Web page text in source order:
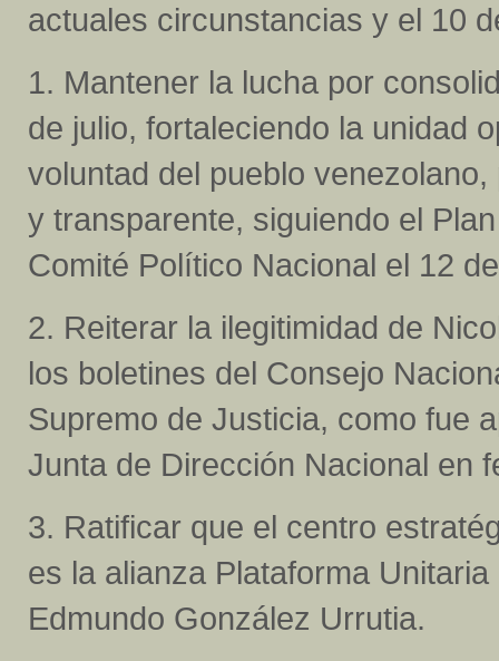
actuales circunstancias y el 10
1. Mantener la lucha por
de julio, fortaleciendo la unidad
voluntad del pueblo
y transparente, siguiendo el
Comité Político Nacional el 12
2. Reiterar la ilegitimidad de
los boletines del Consejo
Supremo de Justicia, como fue
Junta de Dirección Nacional en
3. Ratificar que el centro
es la alianza Plataforma
Edmundo González Urrutia.